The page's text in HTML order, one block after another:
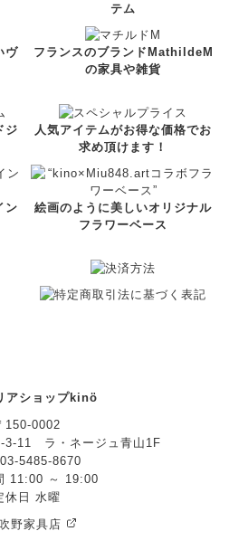
テム
ヴ
フランスのブランドMathildeM
の家具や雑貨
ジ
人気アイテムがお得な価格でお
求め頂けます！
ン
絵画のように美しいオリジナル
フラワーベース
アショップkinö
150-0002
3-11 ラ・ネージュ青山1F
5485-8670
11:00 ～ 19:00
休日 水曜
野家具店